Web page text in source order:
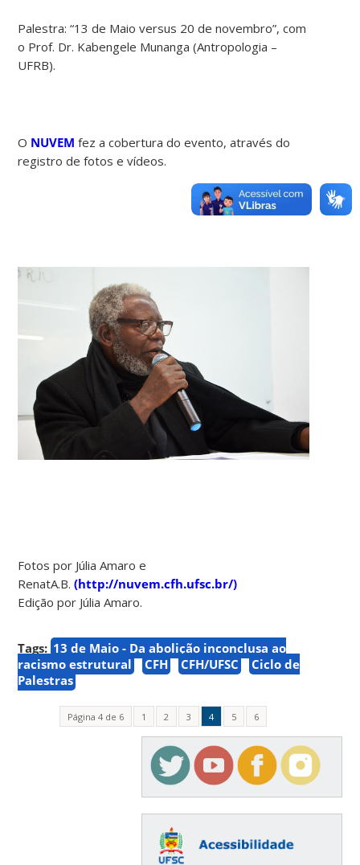
Palestra: “13 de Maio versus 20 de novembro”, com
o Prof. Dr. Kabengele Munanga (Antropologia –
UFRB).
O NUVEM fez a cobertura do evento, através do
registro de fotos e vídeos.
Fotos por Júlia Amaro e
RenatA.B.(http://nuvem.cfh.ufsc.br/)
Edição por Júlia Amaro.
Tags: 13 de Maio - Da abolição inconclusa ao
racismo estrutural
CFH CFH/UFSC
Ciclo de
Palestras
Página 4 de 6 1 2 3 4 5 6